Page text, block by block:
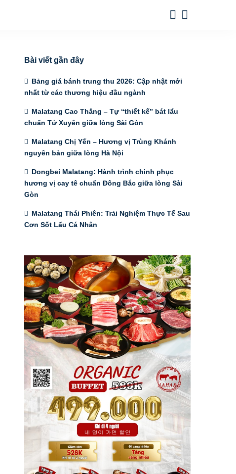
Bài viết gần đây
Bảng giá bánh trung thu 2026: Cập nhật mới
nhất từ các thương hiệu đầu ngành
Malatang Cao Thắng – Tự “thiết kế” bát lẩu
chuẩn Tứ Xuyên giữa lòng Sài Gòn
Malatang Chị Yến – Hương vị Trùng Khánh
nguyên bản giữa lòng Hà Nội
Dongbei Malatang: Hành trình chinh phục
hương vị cay tê chuẩn Đông Bắc giữa lòng Sài
Gòn
Malatang Thái Phiên: Trải Nghiệm Thực Tế Sau
Cơn Sốt Lẩu Cá Nhân